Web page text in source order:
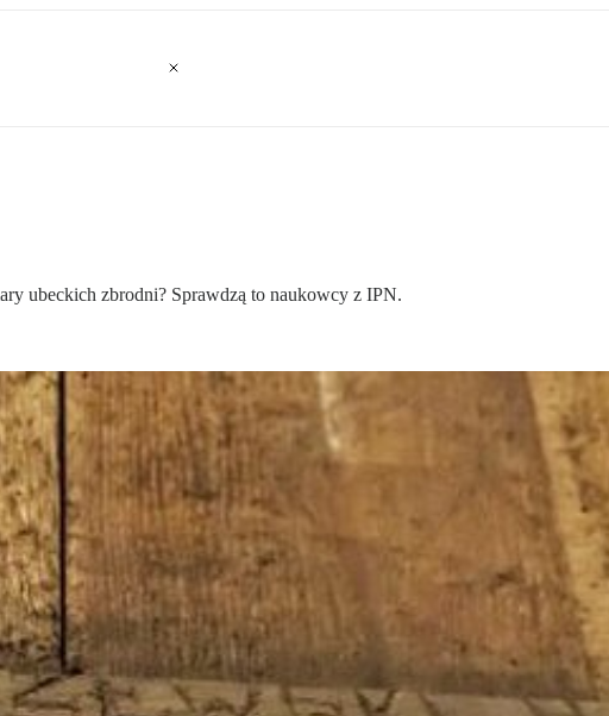
ubeckich zbrodni? Sprawdzą to naukowcy z IPN.